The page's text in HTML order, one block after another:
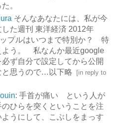
。
そんなあなたには、私が今
た週刊 東洋経済 2012年
プルはいつまで特別か？ 特
よう。 私なんか最近google
ず自分で設定してから公開
と思うので…以下略 [in reply to
: 手首が痛い という人が
ひらを突くということを注
うにして、こぶしをまっす